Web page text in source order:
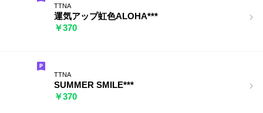
TTNA
運気アップ虹色ALOHA***
￥370
TTNA
SUMMER SMILE***
￥370